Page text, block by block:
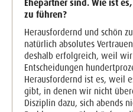
Ehepartner sind. Wie ist
zu führen?
Herausfordernd und schön
natürlich absolutes
deshalb erfolgreich, weil
Entscheidungen
Herausfordernd ist es, weil
gibt, in denen wir nicht
Disziplin dazu, sich abends